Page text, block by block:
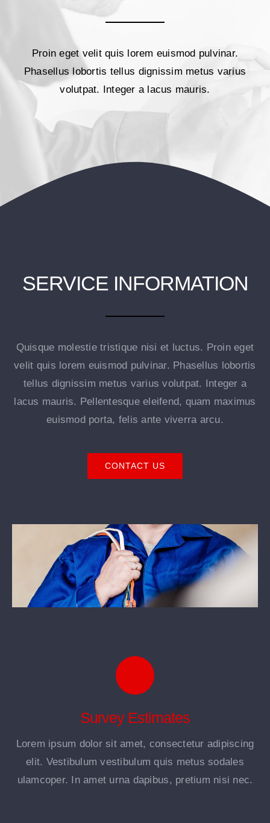
Proin eget velit quis lorem euismod pulvinar.
Phasellus lobortis tellus dignissim metus varius
volutpat. Integer a lacus mauris.
SERVICE INFORMATION
Quisque molestie tristique nisi et luctus. Proin eget
velit quis lorem euismod pulvinar. Phasellus lobortis
tellus dignissim metus varius volutpat. Integer a
lacus mauris. Pellentesque eleifend, quam maximus
euismod porta, felis ante viverra arcu.
CONTACT US
Survey Estimates
Lorem ipsum dolor sit amet, consectetur adipiscing
elit. Vestibulum vestibulum quis metus sodales
ulamcoper. In amet urna dapibus, pretium nisi nec.